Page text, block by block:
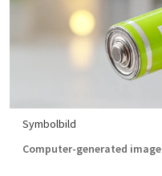
Symbolbild
Computer-generated image